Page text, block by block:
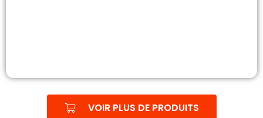
VOIR PLUS DE PRODUITS